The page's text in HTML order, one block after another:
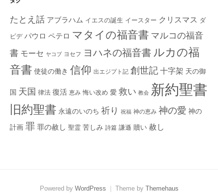
たとえ話 アブラハム イエスの誕生 イースター クリスマス ダ
ビデ パウロ ペテロ マタイの福音書 マルコの福音
書 モーセ ヤコブ ヨセフ ヨハネの福音書 ルカの福
音書 使徒の働き 信仰 出エジプト記 創世記 十字架 天の御
国 天国 律法 復活 恵み 悔い改め 愛 救い 教会 新約聖書
旧約聖書 永遠のいのち 祈り 祝福 神の恵み 神の愛 神の
計画 罪 罪の赦し 聖霊 苦しみ 詩篇 謙遜 贖い 赦し
Powered by WordPress | Theme by Themehaus